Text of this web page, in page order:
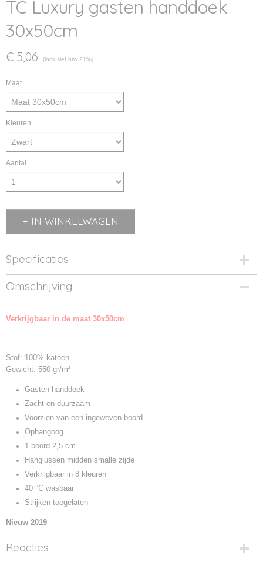
TC Luxury gasten handdoek
30x50cm
€ 5,06 (inclusief btw 21%)
Maat
Kleuren
Aantal
IN WINKELWAGEN
Specificaties
Productcode
TC05-1
TC005
Omschrijving
Verkrijgbaar in de maat 30x50cm
Stof: 100% katoen
Gewicht: 550 gr/m²
Gasten handdoek
Zacht en duurzaam
Voorzien van een ingeweven boord
Ophangoog
1 boord 2,5 cm
Hanglussen midden smalle zijde
Verkrijgbaar in 8 kleuren
40 °C wasbaar
Strijken toegelaten
Nieuw 2019
Reacties